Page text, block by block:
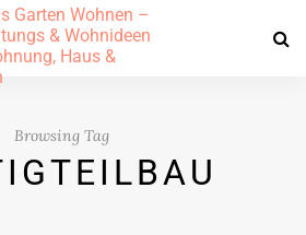
Browsing Tag